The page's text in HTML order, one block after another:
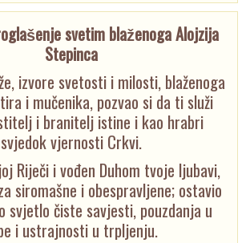
svetim blaženoga Alojzija
Stepinca
izvore svetosti i milosti, blaženoga
i mučenika, pozvao si da ti služi
i branitelj istine i kao hrabri
svjedok vjernosti Crkvi.
Riječi i vođen Duhom tvoje ljubavi,
siromašne i obespravljene; ostavio
svjetlo čiste savjesti, pouzdanja u
i ustrajnosti u trpljenju.